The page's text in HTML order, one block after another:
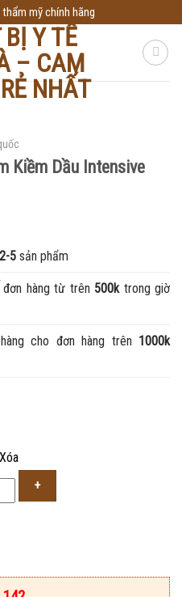
mỹ chính hãng
Kiềm Dầu Intensive
2-5 sản phẩm
hàng từ trên 500k trong giờ
cho đơn hàng trên 1000k
Xóa